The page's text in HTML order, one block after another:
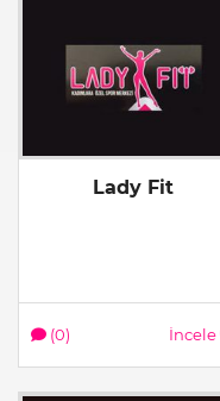
Lady Fit
(0) İncele